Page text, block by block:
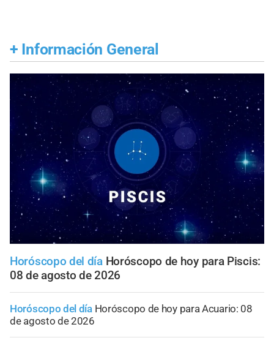
+ Información General
Horóscopo del día Horóscopo de hoy para Piscis:
08 de agosto de 2026
Horóscopo del día Horóscopo de hoy para Acuario: 08
de agosto de 2026